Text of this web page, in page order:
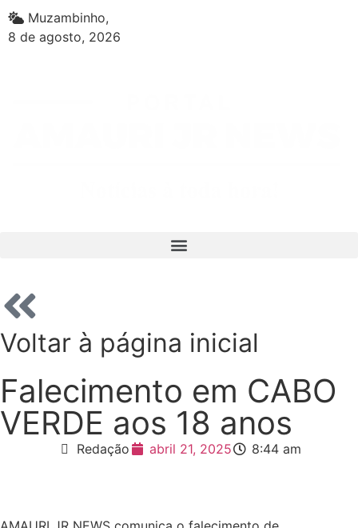
Muzambinho,
8 de agosto, 2026
Voltar à página inicial
Falecimento em CABO
VERDE aos 18 anos
Redação abril 21, 2025 8:44 am